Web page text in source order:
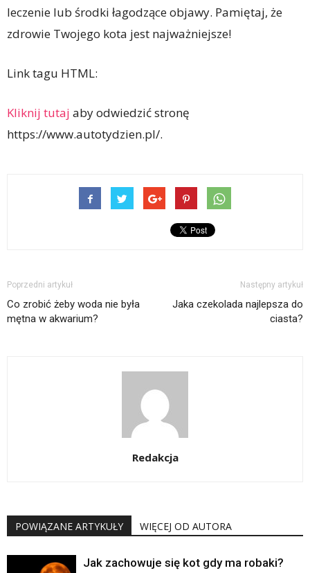
leczenie lub środki łagodzące objawy. Pamiętaj, że
zdrowie Twojego kota jest najważniejsze!
Link tagu HTML:
Kliknij tutaj aby odwiedzić stronę
https://www.autotydzien.pl/.
Poprzedni artykuł
Co zrobić żeby woda nie była
mętna w akwarium?
Następny artykuł
Jaka czekolada najlepsza do
ciasta?
Redakcja
POWIĄZANE ARTYKUŁY WIĘCEJ OD AUTORA
Jak zachowuje się kot gdy ma robaki?